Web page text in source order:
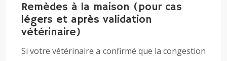
Remèdes à la maison (pour cas
légers et après validation
vétérinaire)
Si votre vétérinaire a confirmé que la congestion